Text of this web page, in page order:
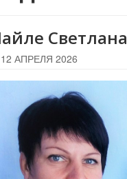
12 АПРЕЛЯ 2026